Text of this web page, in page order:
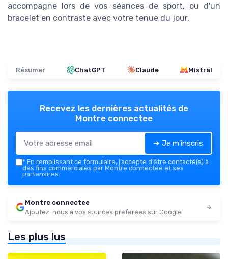
accompagne lors de vos séances de sport, ou d'un
bracelet en contraste avec votre tenue du jour.
Résumer ChatGPT Claude Mistral
Recevez les dernières actualités de
Montre connectee
➔ Je m'inscris
* En remplissant ce formulaire, j’accepte d’être contacté(e) à
des fins commerciales par Montre connectee et ses
partenaires.
Montre connectee
Ajoutez-nous à vos sources préférées sur Google
Les plus lus